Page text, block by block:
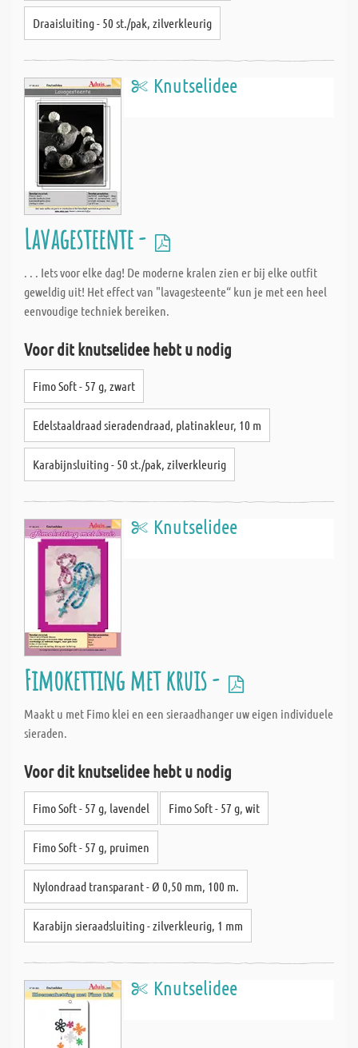
Draaisluiting - 50 st./pak, zilverkleurig
Knutselidee
Lavagesteente -
. . . Iets voor elke dag! De moderne kralen zien er bij elke outfit
geweldig uit! Het effect van "lavagesteente“ kun je met een heel
eenvoudige techniek bereiken.
Voor dit knutselidee hebt u nodig
Fimo Soft - 57 g, zwart
Edelstaaldraad sieradendraad, platinakleur, 10 m
Karabijnsluiting - 50 st./pak, zilverkleurig
Knutselidee
Fimoketting met kruis -
Maakt u met Fimo klei en een sieraadhanger uw eigen individuele
sieraden.
Voor dit knutselidee hebt u nodig
Fimo Soft - 57 g, lavendel Fimo Soft - 57 g, wit
Fimo Soft - 57 g, pruimen
Nylondraad transparant - Ø 0,50 mm, 100 m.
Karabijn sieraadsluiting - zilverkleurig, 1 mm
Knutselidee